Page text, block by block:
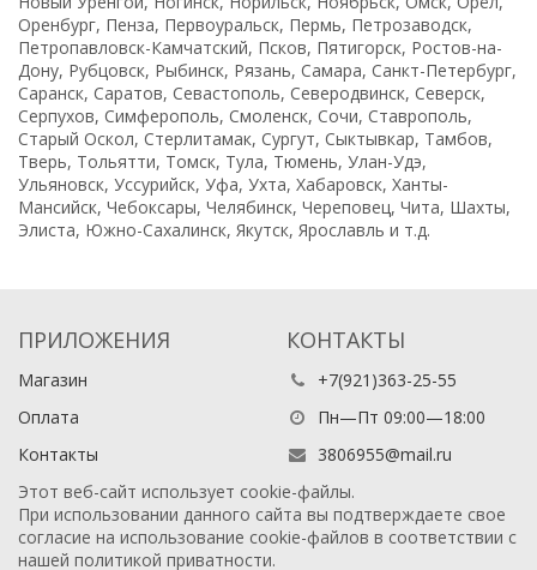
Оренбург, Пенза, Первоуральск, Пермь, Петрозаводск,
Петропавловск-Камчатский, Псков, Пятигорск, Ростов-на-
Дону, Рубцовск, Рыбинск, Рязань, Самара, Санкт-Петербург,
Саранск, Саратов, Севастополь, Северодвинск, Северск,
Серпухов, Симферополь, Смоленск, Сочи, Ставрополь,
Старый Оскол, Стерлитамак, Сургут, Сыктывкар, Тамбов,
Тверь, Тольятти, Томск, Тула, Тюмень, Улан-Удэ,
Ульяновск, Уссурийск, Уфа, Ухта, Хабаровск, Ханты-
Мансийск, Чебоксары, Челябинск, Череповец, Чита, Шахты,
Элиста, Южно-Сахалинск, Якутск, Ярославль и т.д.
ПРИЛОЖЕНИЯ
Магазин
Оплата
Контакты
КОНТАКТЫ
+7(921)363-25-55
Пн—Пт 09:00—18:00
3806955@mail.ru
Этот веб-сайт использует cookie-файлы.
При использовании данного сайта вы подтверждаете свое
согласие на использование cookie-файлов в соответствии с
нашей политикой приватности.